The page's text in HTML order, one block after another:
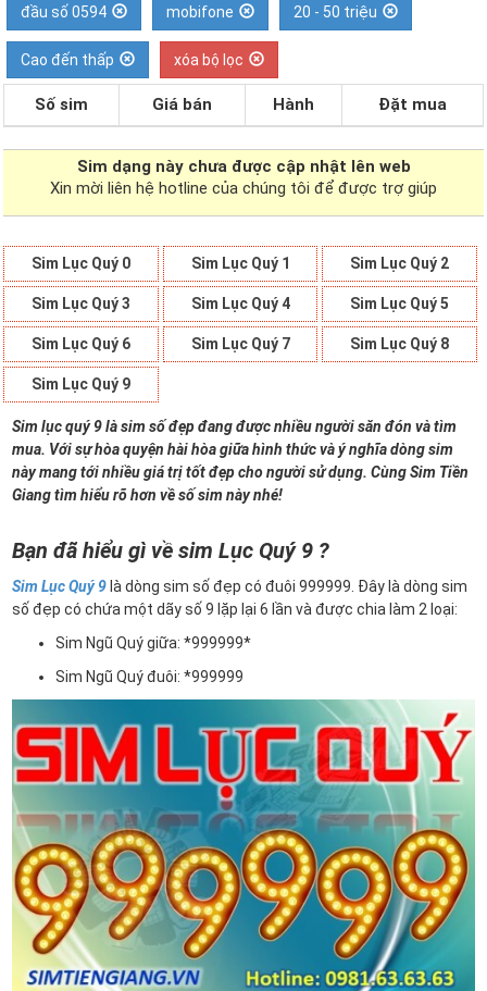
đầu số 0594 mobifone 20 - 50 triệu
Cao đến thấp xóa bộ lọc
Số sim Giá bán Hành Đặt mua
Sim dạng này chưa được cập nhật lên web
Xin mời liên hệ hotline của chúng tôi để được trợ giúp
Sim Lục Quý 0 Sim Lục Quý 1 Sim Lục Quý 2
Sim Lục Quý 3 Sim Lục Quý 4 Sim Lục Quý 5
Sim Lục Quý 6 Sim Lục Quý 7 Sim Lục Quý 8
Sim Lục Quý 9
Sim lục quý 9 là sim số đẹp đang được nhiều người săn đón và tìm
mua. Với sự hòa quyện hài hòa giữa hình thức và ý nghĩa dòng sim
này mang tới nhiều giá trị tốt đẹp cho người sử dụng. Cùng Sim Tiền
Giang tìm hiểu rõ hơn về số sim này nhé!
Bạn đã hiểu gì về sim Lục Quý 9 ?
Sim Lục Quý 9 là dòng sim số đẹp có đuôi 999999. Đây là dòng sim
số đẹp có chứa một dãy số 9 lặp lại 6 lần và được chia làm 2 loại:
Sim Ngũ Quý giữa: *999999*
Sim Ngũ Quý đuôi: *999999